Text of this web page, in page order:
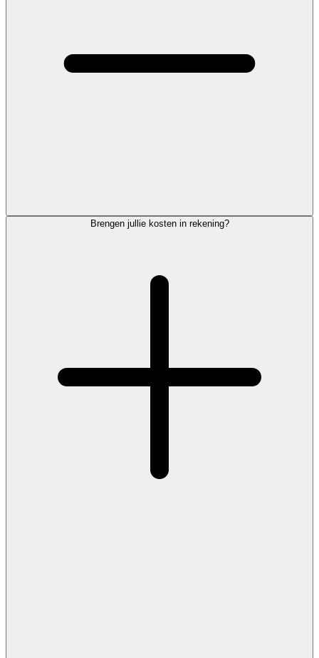
Brengen jullie kosten in rekening?